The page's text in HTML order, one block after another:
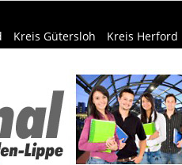
Kreis Gütersloh Kreis Herford